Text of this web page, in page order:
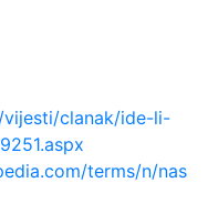
clanak/ide-li-
terms/n/nas